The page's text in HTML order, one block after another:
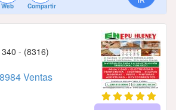
Web Compartir
- (8316)
Ventas